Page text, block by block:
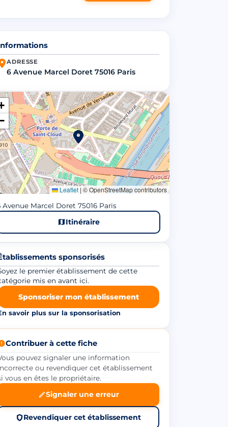
ADRESSE
6 Avenue Marcel Doret 75016 Paris
Leaflet|© OpenStreetMap contributors
Avenue Marcel Doret 75016 Paris
Itinéraire
sponsorisés
le premier établissement de cette
mis en avant ici.
Sponsoriser mon établissement
savoir plus sur la sponsorisation
Contribuer à cette fiche
pouvez signaler une information
ou revendiquer cet établissement
vous en êtes le propriétaire.
Signaler une erreur
Revendiquer cet établissement